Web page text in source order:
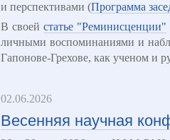
и перспективами (Программа
В своей статье "Реминисценции"
личными воспоминаниями и
Гапонове-Грехове, как ученом и
02.06.2026
Весенняя научная